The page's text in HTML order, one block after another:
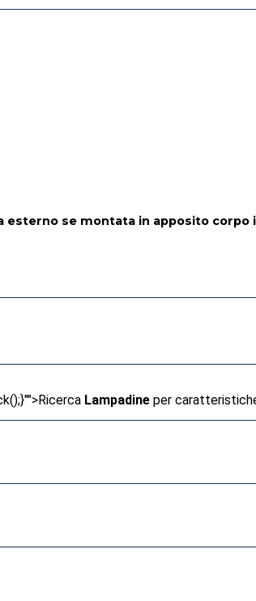
esterno se montata in apposito corpo
Ricerca Lampadine per